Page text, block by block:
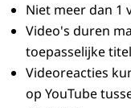
Niet meer dan 1
Video's duren
toepasselijke
Videoreacties
op YouTube